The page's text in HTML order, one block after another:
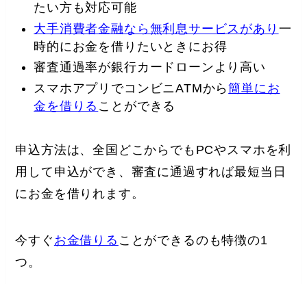
たい方も対応可能
大手消費者金融なら無利息サービスがあり 一
時的にお金を借りたいときにお得
審査通過率が銀行カードローンより高い
スマホアプリでコンビニATMから簡単にお
金を借りる ことができる
申込方法は、全国どこからでもPCやスマホを利
用して申込ができ、審査に通過すれば最短当日
にお金を借りれます。
今すぐ お金借りる ことができるのも特徴の1
つ。